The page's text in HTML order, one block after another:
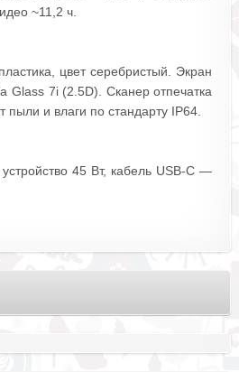
~11,2 ч.
цвет серебристый. Экран
Glass 7i (2.5D). Сканер отпечатка
и влаги по стандарту IP64.
45 Вт, кабель USB‑C —